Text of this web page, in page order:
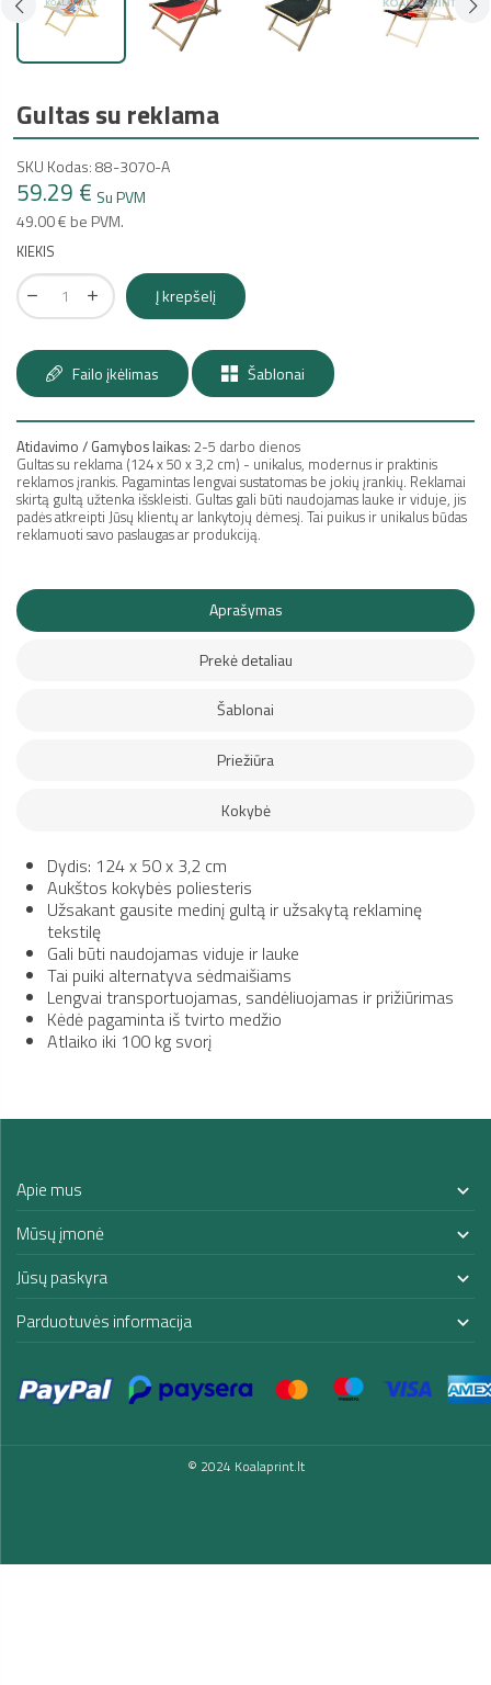
Gultas su reklama
SKU Kodas: 88-3070-A
59.29 € Su PVM
49.00 € be PVM.
KIEKIS
Į krepšelį
Failo įkėlimas Šablonai
Atidavimo / Gamybos laikas: 2-5 darbo dienos
Gultas su reklama (124 x 50 x 3,2 cm) - unikalus, modernus ir praktinis
reklamos įrankis. Pagamintas lengvai sustatomas be jokių įrankių. Reklamai
skirtą gultą užtenka išskleisti. Gultas gali būti naudojamas lauke ir viduje, jis
padės atkreipti Jūsų klientų ar lankytojų dėmesį. Tai puikus ir unikalus būdas
reklamuoti savo paslaugas ar produkciją.
Aprašymas
Prekė detaliau
Šablonai
Priežiūra
Kokybė
Dydis: 124 x 50 x 3,2 cm
Aukštos kokybės poliesteris
Užsakant gausite medinį gultą ir užsakytą reklaminę
tekstilę
Gali būti naudojamas viduje ir lauke
Tai puiki alternatyva sėdmaišiams
Lengvai transportuojamas, sandėliuojamas ir prižiūrimas
Kėdė pagaminta iš tvirto medžio
Atlaiko iki 100 kg svorį
Apie mus 
Mūsų įmonė 
Jūsų paskyra 
Parduotuvės informacija 
© 2024 Koalaprint.lt